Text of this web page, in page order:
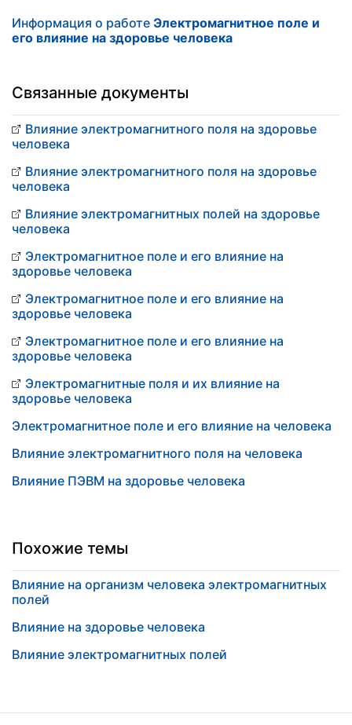
Информация о работе Электромагнитное поле и
его влияние на здоровье человека
Связанные документы
Влияние электромагнитного поля на здоровье
человека
Влияние электромагнитного поля на здоровье
человека
Влияние электромагнитных полей на здоровье
человека
Электромагнитное поле и его влияние на
здоровье человека
Электромагнитное поле и его влияние на
здоровье человека
Электромагнитное поле и его влияние на
здоровье человека
Электромагнитные поля и их влияние на
здоровье человека
Электромагнитное поле и его влияние на человека
Влияние электромагнитного поля на человека
Влияние ПЭВМ на здоровье человека
Похожие темы
Влияние на организм человека электромагнитных
полей
Влияние на здоровье человека
Влияние электромагнитных полей